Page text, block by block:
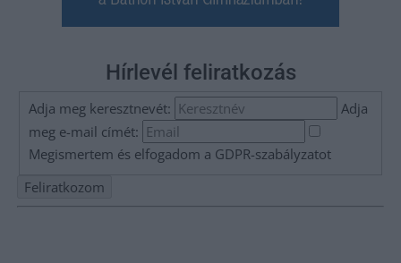
Hírlevél feliratkozás
Adja meg keresztnevét:
Adja
meg e-mail címét:
Megismertem és elfogadom a GDPR-szabályzatot